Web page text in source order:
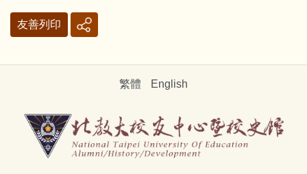
友善列印
繁體 English